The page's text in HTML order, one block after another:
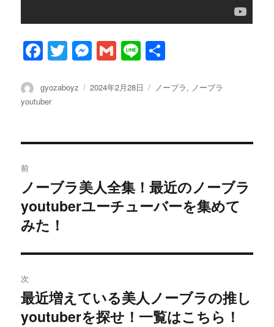
F
c
e
o
k
T
it
M
se
er
G
ai
Li
e
投
稿
gyozaboyz
投
2024年2月28日
カ
ノーブラ, ノーブラ
youtuber
稿
ナ
ビ
ゲ
ー
シ
前
過
去
の
稿:
ノーブラ美人全集！最近のノーブラ
youtuberユーチューバーを集めて
みた！
次
次
の
最近増えている美人ノーブラの推し
youtuberを探せ！一覧はこちら！